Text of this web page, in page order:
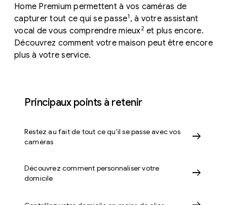
Home Premium permettent à vos caméras de
capturer tout ce qui se passe1 , à votre assistant
vocal de vous comprendre mieux2 et plus encore.
Découvrez comment votre maison peut être encore
plus à votre service.
Principaux points à retenir
Restez au fait de tout ce qu'il se passe avec vos
caméras
arrow_right_alt
Découvrez comment personnaliser votre
domicile
arrow_right_alt